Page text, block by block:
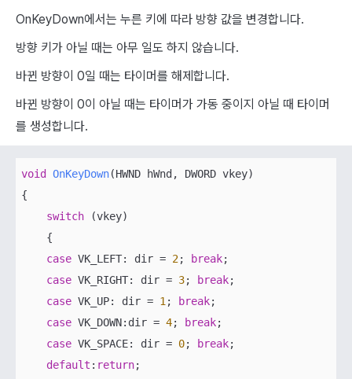
OnKeyDown에서는 누른 키에 따라 방향 값을 변경합니다.
방향 키가 아닐 때는 아무 일도 하지 않습니다.
바뀐 방향이 0일 때는 타이머를 해제합니다.
바뀐 방향이 0이 아닐 때는 타이머가 가동 중이지 아닐 때 타이머
를 생성합니다.
void OnKeyDown(HWND hWnd, DWORD vkey)
{
switch (vkey)
    {
case VK_LEFT: dir = 2; break;
case VK_RIGHT: dir = 3; break;
case VK_UP: dir = 1 ; break;
case VK_DOWN:dir = 4; break;
case VK_SPACE: dir = 0; break;
default : return;